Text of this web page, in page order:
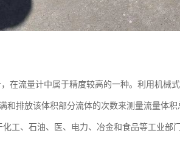
在流量计中属于精度较高的一种。利用机械
和排放该体积部分流体的次数来测量流量体
化工、石油、医、电力、冶金和食品等工业部